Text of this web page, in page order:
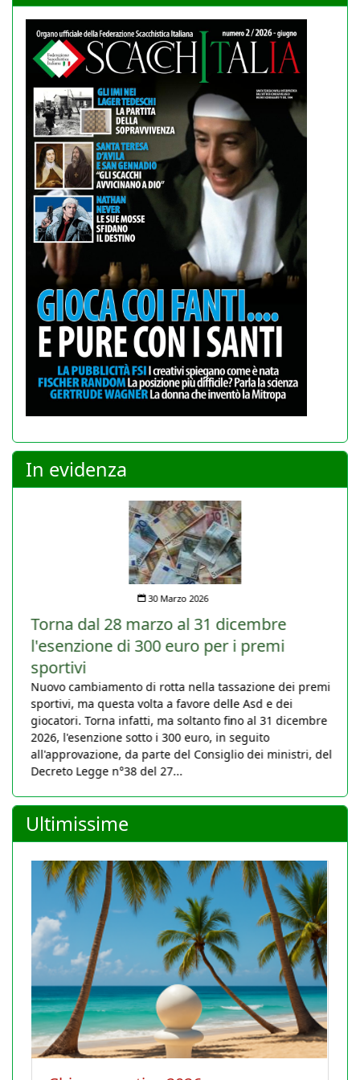
In evidenza
30 Marzo 2026
Torna dal 28 marzo al 31 dicembre
l'esenzione di 300 euro per i premi
sportivi
Nuovo cambiamento di rotta nella tassazione dei premi
sportivi, ma questa volta a favore delle Asd e dei
giocatori. Torna infatti, ma soltanto fino al 31 dicembre
2026, l'esenzione sotto i 300 euro, in seguito
all'approvazione, da parte del Consiglio dei ministri, del
Decreto Legge n°38 del 27...
Ultimissime